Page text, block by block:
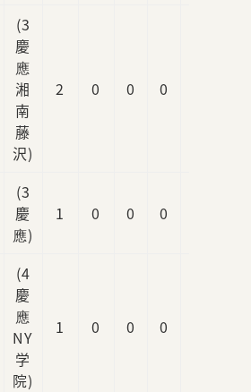
(3
慶
應
湘
南
藤
沢)
2 0 0 0
(3
慶
應)
1 0 0 0
(4
慶
應
NY
学
院)
1 0 0 0